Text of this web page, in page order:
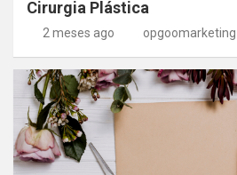
Cirurgia Plástica
2 meses ago